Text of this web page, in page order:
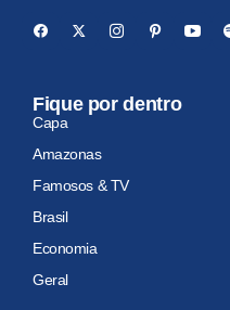
Fique por dentro
Capa
Amazonas
Famosos & TV
Brasil
Economia
Geral